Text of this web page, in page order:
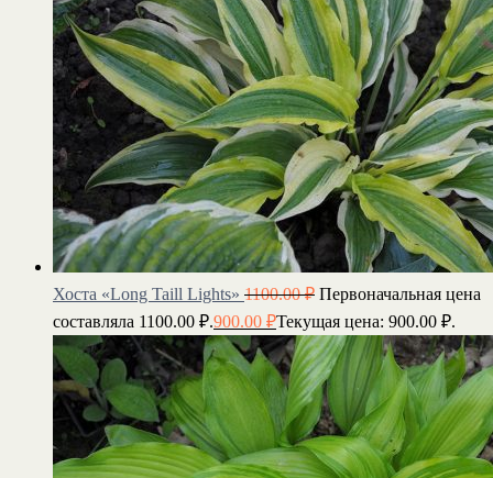
Хоста «Long Taill Lights» 1100.00₽ Первоначальная цена
составляла 1100.00 ₽.900.00 ₽Текущая цена: 900.00 ₽.